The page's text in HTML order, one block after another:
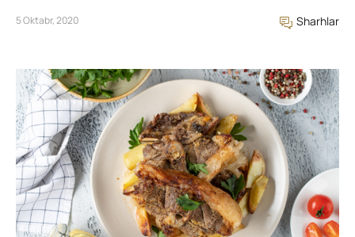
5 Oktabr, 2020 Sharhlar